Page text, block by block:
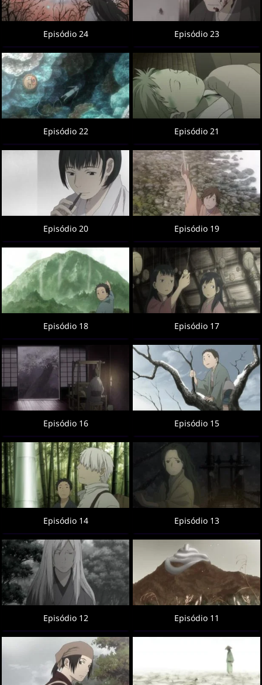
Episódio 24 Episódio 23
Episódio 22 Episódio 21
Episódio 20 Episódio 19
Episódio 18 Episódio 17
Episódio 16 Episódio 15
Episódio 14 Episódio 13
Episódio 12 Episódio 11